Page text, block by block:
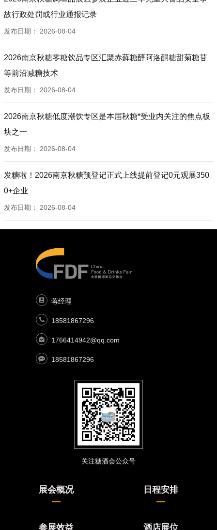
故行政处罚或行业通报记录
发布日期： 2026-08-04
2026南京秋糖零糖饮品专区汇聚赤藓糖醇阿洛酮糖甜菊糖苷
等前沿减糖技术
发布日期： 2026-08-04
2026南京秋糖低度潮饮专区是本届秋糖*受业内关注的焦点板
块之一
发布日期： 2026-08-04
发糖啦！2026南京秋糖预登记正式上线提前登记0元观展350
0+企业
发布日期： 2026-08-04
蒋经理
18581867296
1766414942@qq.com
18581867296
关注糖酒会公众号
展会概况 日程安排
参展效益 酒店展位